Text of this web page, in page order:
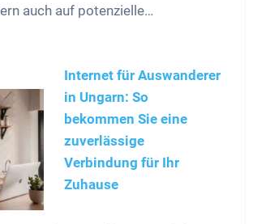
auch auf potenzielle…
Internet für Auswanderer
in Ungarn: So
bekommen Sie eine
zuverlässige
Verbindung für Ihr
Zuhause